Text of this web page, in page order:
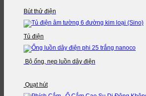
Bút thử điện
Tủ điện
Bộ ống, nẹp luồn dây điện
Quạt hút